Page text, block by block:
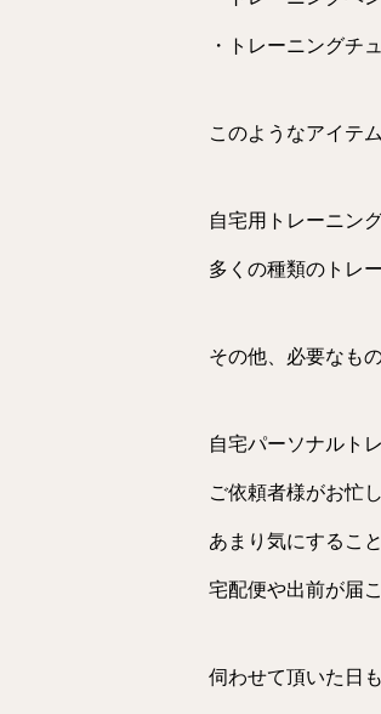
・トレーニングチ
このようなアイテ
自宅用トレーニン
多くの種類のトレ
その他、必要なも
自宅パーソナルト
ご依頼者様がお忙
あまり気にするこ
宅配便や出前が届
伺わせて頂いた日